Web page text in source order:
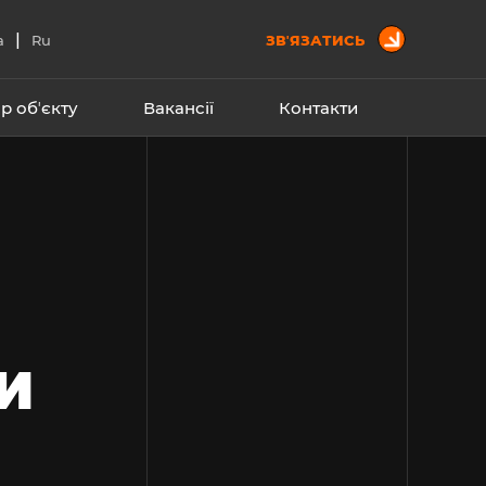
| Ru ЗВʼЯЗАТИСЬ
обʼєкту Вакансії Контакти